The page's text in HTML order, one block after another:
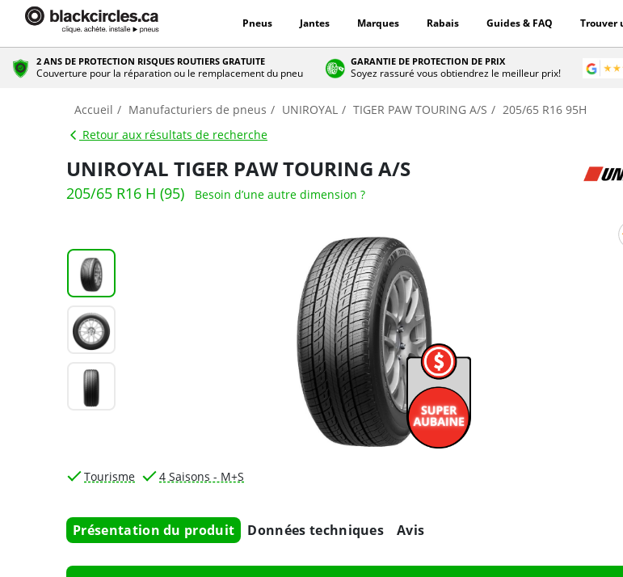
Pneus Jantes Marques Rabais Guides & FAQ Trouver
2 ANS DE PROTECTION RISQUES ROUTIERS GRATUITE
Couverture pour la réparation ou le remplacement du pneu
GARANTIE DE PROTECTION DE PRIX
Soyez rassuré vous obtiendrez le meilleur prix!
Accueil Manufacturiers de pneus UNIROYAL TIGER PAW TOURING A/S
205/65 R16 95H
Retour aux résultats de recherche
UNIROYAL TIGER PAW TOURING A/S
205/65 R16 H (95) Besoin d’une autre dimension ?
Tourisme 4 Saisons - M+S
Présentation du produit Données techniques Avis